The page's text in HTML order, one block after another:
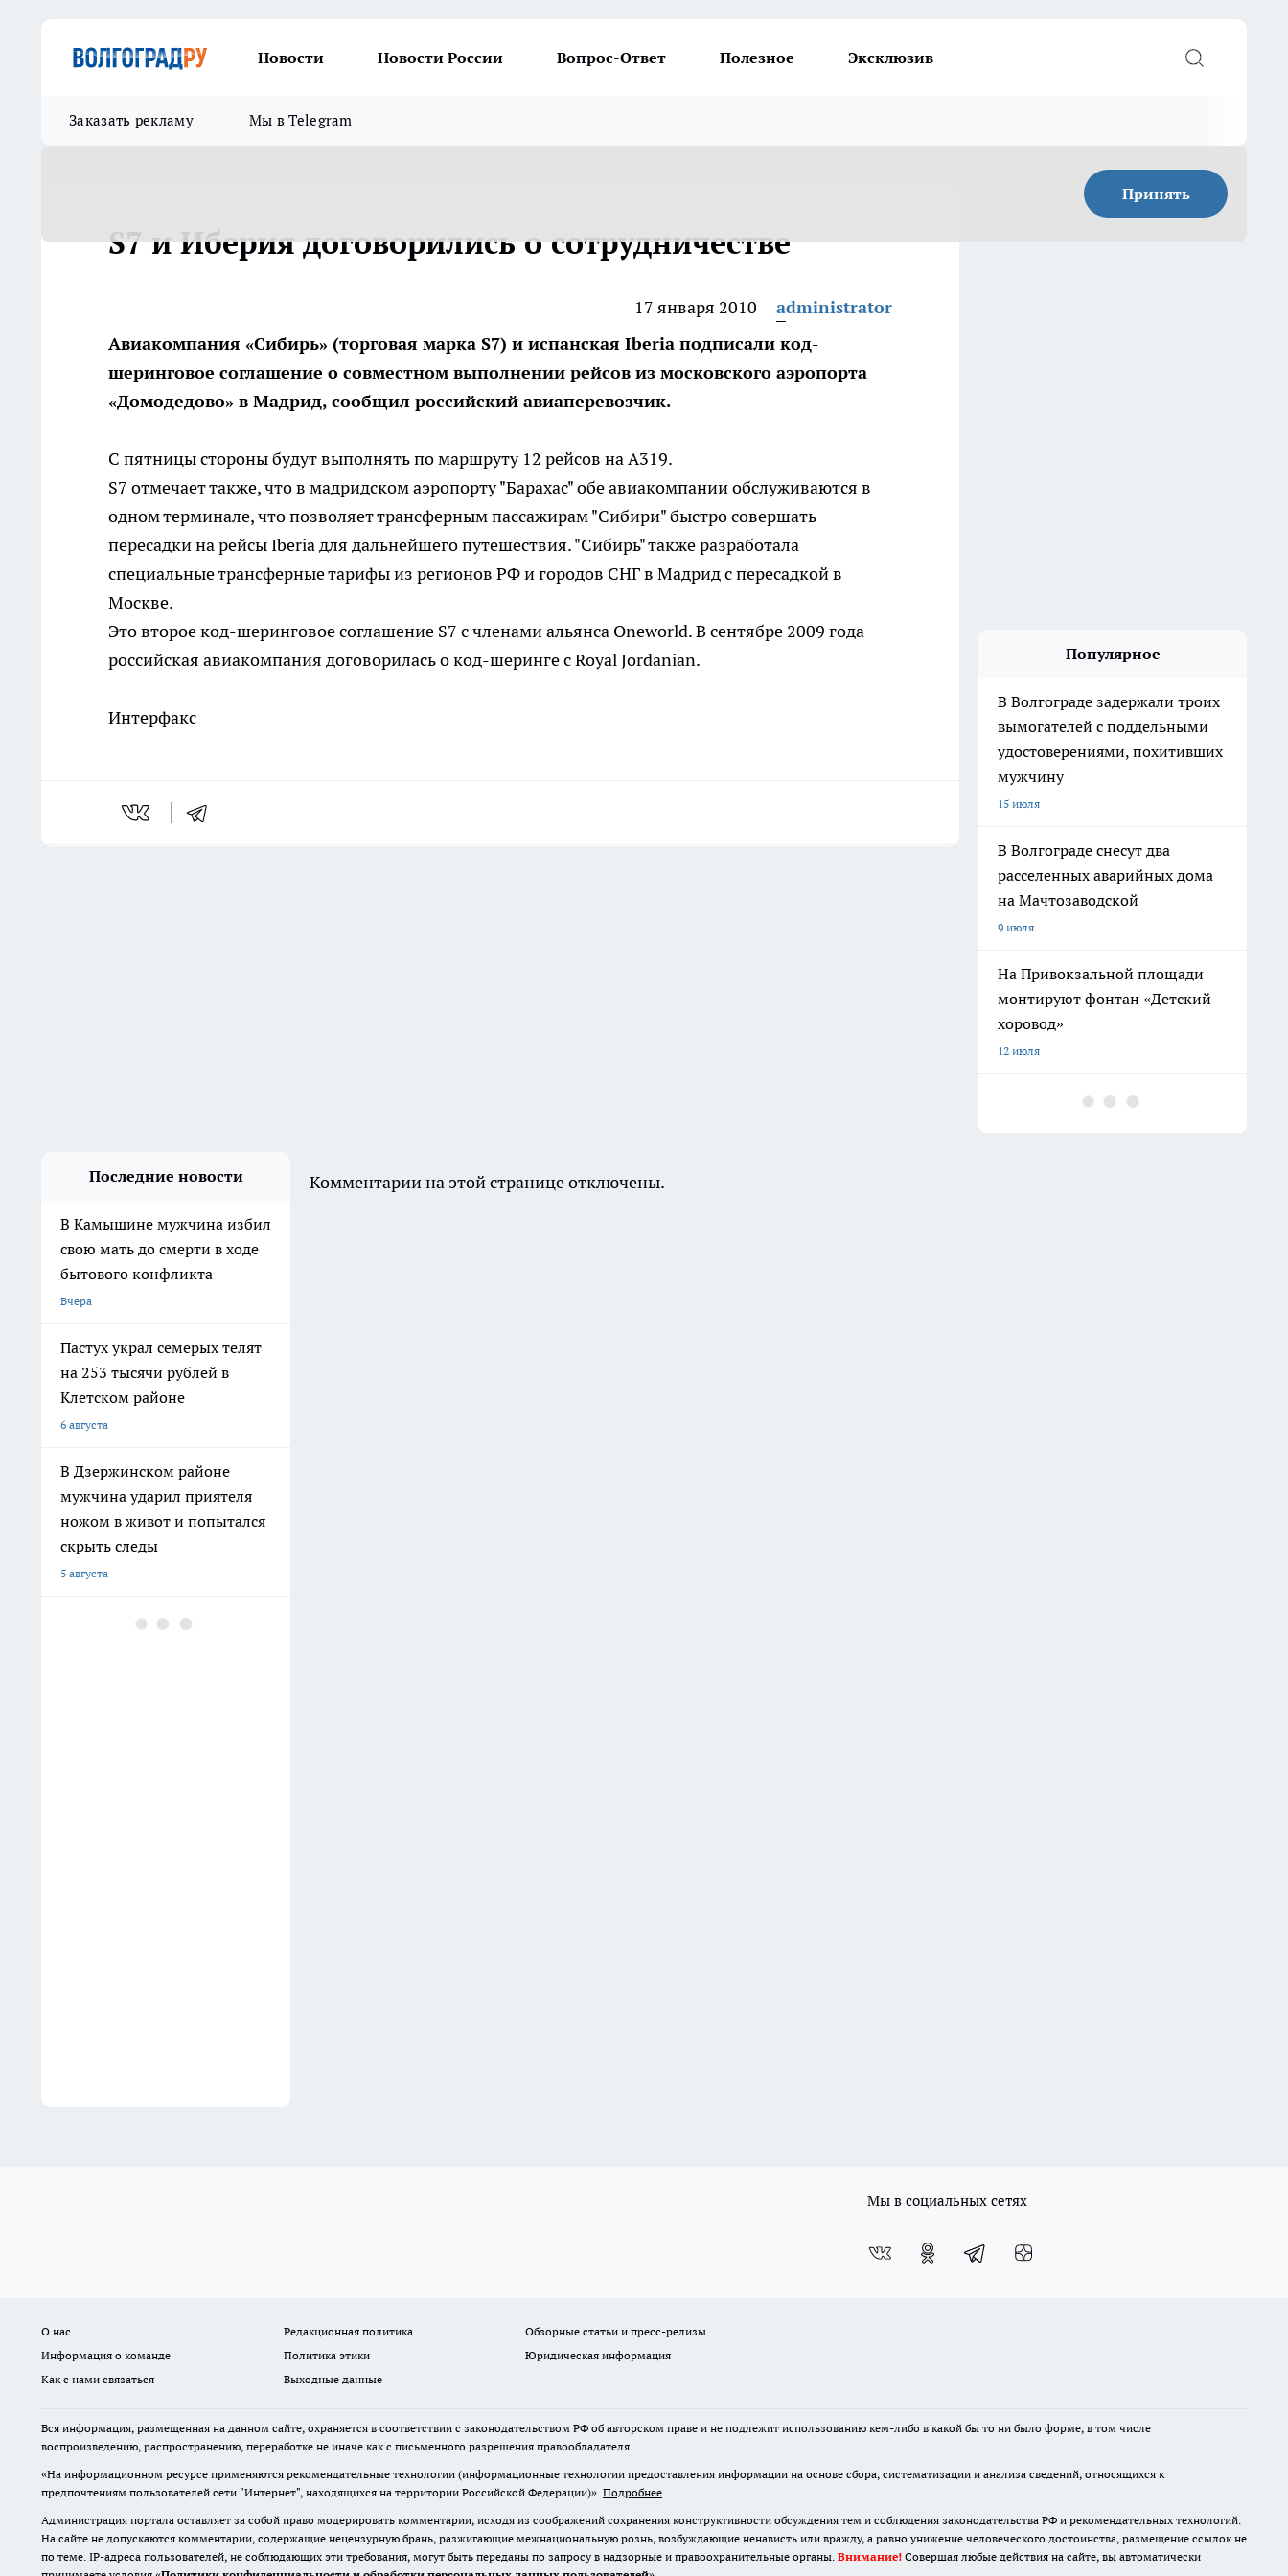
Новости Новости России Вопрос-Ответ Полезное Эксклюзив
Заказать рекламу Мы в Telegram
Принять
S7 и Иберия договорились о сотрудничестве
17 января 2010
administrator
Авиакомпания «Сибирь» (торговая марка S7) и испанская Iberia подписали код-
шеринговое соглашение о совместном выполнении рейсов из московского аэропорта
«Домодедово» в Мадрид, сообщил российский авиаперевозчик.
С пятницы стороны будут выполнять по маршруту 12 рейсов на A319.
S7 отмечает также, что в мадридском аэропорту "Барахас" обе авиакомпании обслуживаются в
одном терминале, что позволяет трансферным пассажирам "Сибири" быстро совершать
пересадки на рейсы Iberia для дальнейшего путешествия. "Сибирь" также разработала
специальные трансферные тарифы из регионов РФ и городов СНГ в Мадрид с пересадкой в
Москве.
Это второе код-шеринговое соглашение S7 с членами альянса Oneworld. В сентябре 2009 года
российская авиакомпания договорилась о код-шеринге с Royal Jordanian.
Интерфакс
Популярное
В Волгограде задержали троих
вымогателей с поддельными
удостоверениями, похитивших
мужчину
15 июля
В Дзержинском районе
ножом в живот и попытался
скрыть следы
людей угнали ВАЗ, чтобы
покататься
общежития не признают
аварийным, несмотря на
разрушения
3 августа
благоустраивают
Мы в социальных сетях
О нас Редакционная политика
Обзорные статьи и пресс-релизы
Информация о команде
Политика этики
Юридическая информация
Как с нами связаться
Выходные данные
Вся информация, размещенная на данном сайте, охраняется в соответствии с законодательством РФ об авторском праве и не подлежит использованию кем-либо в какой бы то ни было форме, в том числе
воспроизведению, распространению, переработке не иначе как с письменного разрешения правообладателя.
«На информационном ресурсе применяются рекомендательные технологии (информационные технологии предоставления информации на основе сбора, систематизации и анализа сведений, относящихся к
предпочтениям пользователей сети "Интернет", находящихся на территории Российской Федерации)». Подробнее
Администрация портала оставляет за собой право модерировать комментарии, исходя из соображений сохранения конструктивности обсуждения тем и соблюдения законодательства РФ и рекомендательных технологий.
На сайте не допускаются комментарии, содержащие нецензурную брань, разжигающие межнациональную рознь, возбуждающие ненависть или вражду, а равно унижение человеческого достоинства, размещение ссылок не
по теме. IP-адреса пользователей, не соблюдающих эти требования, могут быть переданы по запросу в надзорные и правоохранительные органы. Внимание! Совершая любые действия на сайте, вы автоматически